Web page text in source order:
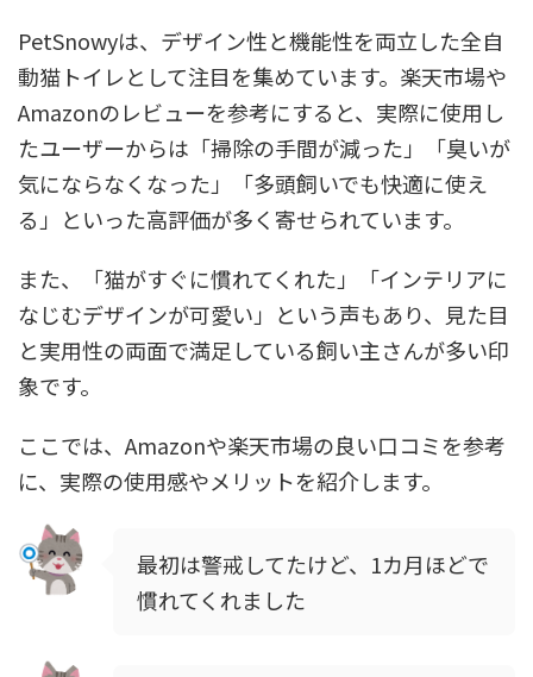
PetSnowyは、デザイン性と機能性を両立した全自
動猫トイレとして注目を集めています。楽天市場や
Amazonのレビューを参考にすると、実際に使用し
たユーザーからは「掃除の手間が減った」「臭いが
気にならなくなった」「多頭飼いでも快適に使え
る」といった高評価が多く寄せられています。
また、「猫がすぐに慣れてくれた」「インテリアに
なじむデザインが可愛い」という声もあり、見た目
と実用性の両面で満足している飼い主さんが多い印
象です。
ここでは、Amazonや楽天市場の良い口コミを参考
に、実際の使用感やメリットを紹介します。
最初は警戒してたけど、1カ月ほどで
慣れてくれました